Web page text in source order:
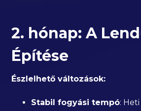
2. hónap: A
Építése
Észlelhető változások:
Stabil fogyási tempó: